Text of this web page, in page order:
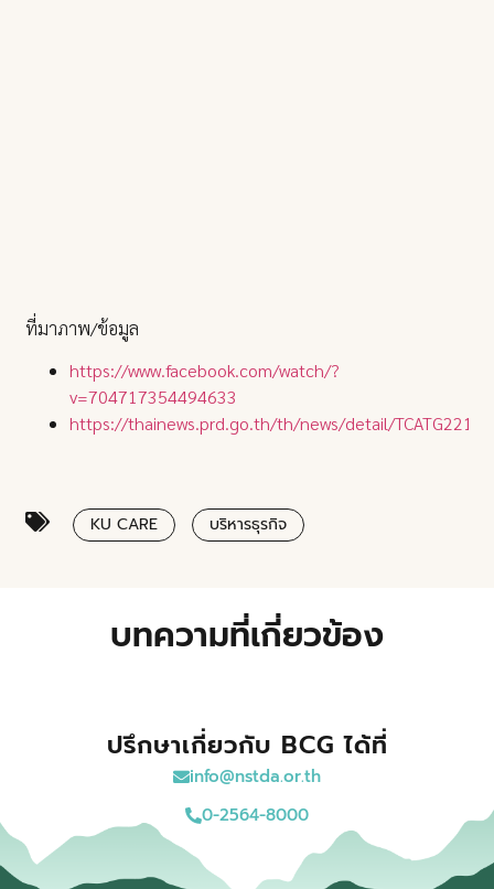
ที่มาภาพ/ข้อมูล
https://www.facebook.com/watch/?
v=704717354494633
https://thainews.prd.go.th/th/news/detail/
KU CARE บริหารธุรกิจ
บทความที่เกี่ยวข้อง
ปรึกษาเกี่ยวกับ BCG ได้ที่
info@nstda.or.th
0-2564-8000